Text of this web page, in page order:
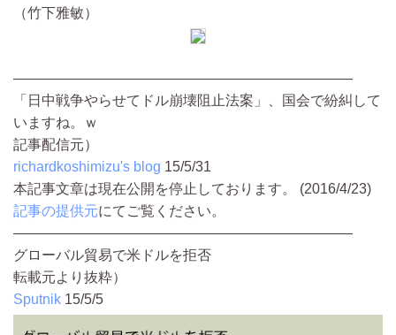
（竹下雅敏）
————————————————————————
「日中戦争やらせてドル崩壊阻止法案」、国会で紛糾して
いますね。ｗ
記事配信元）
richardkoshimizu's blog 15/5/31
本記事文章は現在公開を停止しております。 (2016/4/23)
記事の提供元にてご覧ください。
————————————————————————
グローバル貿易で米ドルを拒否
転載元より抜粋）
Sputnik 15/5/5